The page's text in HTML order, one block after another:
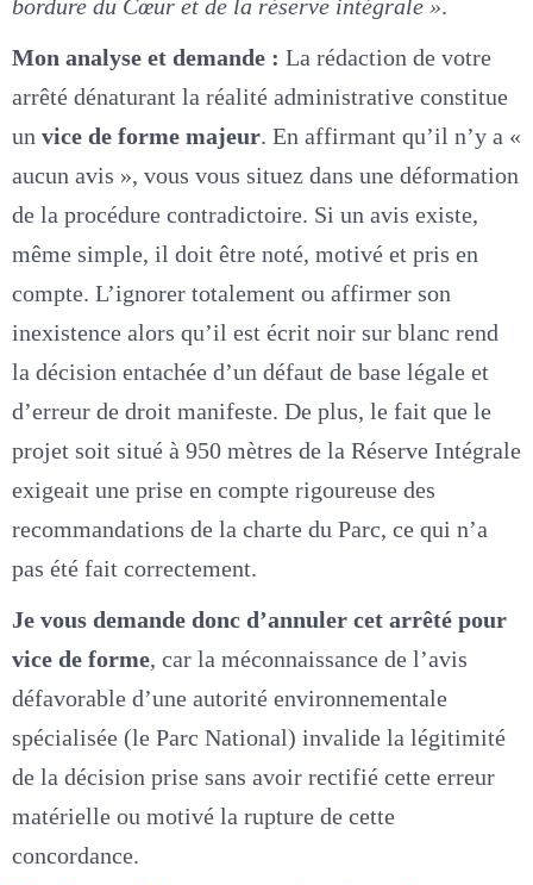
bordure du Cœur et de la réserve intégrale ».
Mon analyse et demande : La rédaction de votre
arrêté dénaturant la réalité administrative constitue
un vice de forme majeur. En affirmant qu’il n’y a «
aucun avis », vous vous situez dans une déformation
de la procédure contradictoire. Si un avis existe,
même simple, il doit être noté, motivé et pris en
compte. L’ignorer totalement ou affirmer son
inexistence alors qu’il est écrit noir sur blanc rend
la décision entachée d’un défaut de base légale et
d’erreur de droit manifeste. De plus, le fait que le
projet soit situé à 950 mètres de la Réserve Intégrale
exigeait une prise en compte rigoureuse des
recommandations de la charte du Parc, ce qui n’a
pas été fait correctement.
Je vous demande donc d’annuler cet arrêté pour
vice de forme, car la méconnaissance de l’avis
défavorable d’une autorité environnementale
spécialisée (le Parc National) invalide la légitimité
de la décision prise sans avoir rectifié cette erreur
matérielle ou motivé la rupture de cette
concordance.